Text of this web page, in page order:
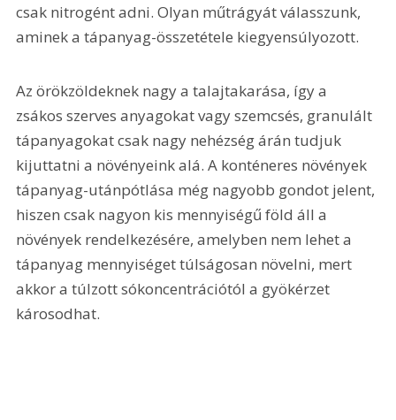
csak nitrogént adni. Olyan műtrágyát válasszunk,
aminek a tápanyag-összetétele kiegyensúlyozott.
Az örökzöldeknek nagy a talajtakarása, így a
zsákos szerves anyagokat vagy szemcsés, granulált
tápanyagokat csak nagy nehézség árán tudjuk
kijuttatni a növényeink alá. A konténeres növények
tápanyag-utánpótlása még nagyobb gondot jelent,
hiszen csak nagyon kis mennyiségű föld áll a
növények rendelkezésére, amelyben nem lehet a
tápanyag mennyiséget túlságosan növelni, mert
akkor a túlzott sókoncentrációtól a gyökérzet
károsodhat.